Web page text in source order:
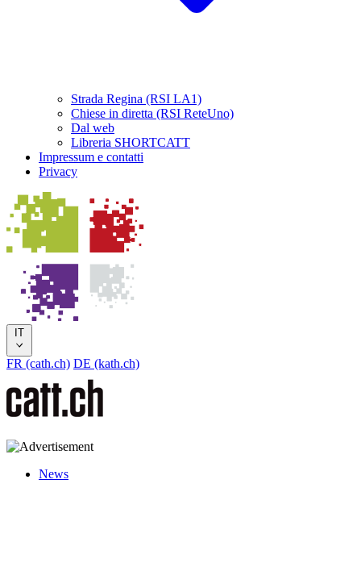
Strada Regina (RSI LA1)
Chiese in diretta (RSI ReteUno)
Dal web
Libreria SHORTCATT
Impressum e contatti
Privacy
IT
FR (cath.ch) DE (kath.ch)
News